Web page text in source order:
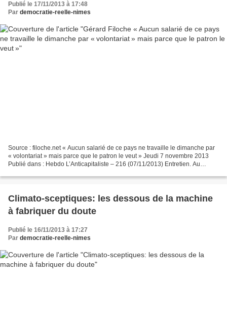
Publié le 17/11/2013 à 17:48
Par democratie-reelle-nimes
Source : filoche.net « Aucun salarié de ce pays ne travaille le dimanche par
« volontariat » mais parce que le patron le veut » Jeudi 7 novembre 2013
Publié dans : Hebdo L’Anticapitaliste – 216 (07/11/2013) Entretien. Au
Climato-sceptiques: les dessous de la machine
à fabriquer du doute
Publié le 16/11/2013 à 17:27
Par democratie-reelle-nimes